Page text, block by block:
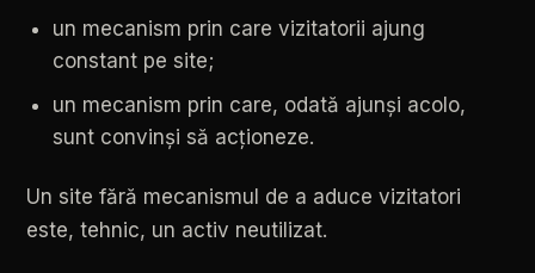
un mecanism prin care vizitatorii ajung
constant pe site;
un mecanism prin care, odată ajunși acolo,
sunt convinși să acționeze.
Un site fără mecanismul de a aduce vizitatori
este, tehnic, un activ neutilizat.